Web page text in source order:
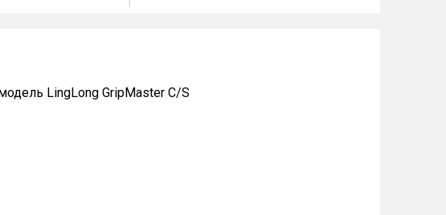
LingLong GripMaster C/S